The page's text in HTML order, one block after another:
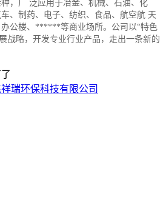
，广 泛应用于冶金、机械、石油、化
、制药、电子、纺织、食品、航空航 天
公楼、******等商业场所。公司以“特色
战略，开发专业行业产品，走出一条新的
瑞环保科技有限公司